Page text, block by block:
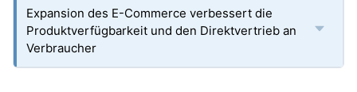
Expansion des E-Commerce verbessert die
Produktverfügbarkeit und den Direktvertrieb an
Verbraucher